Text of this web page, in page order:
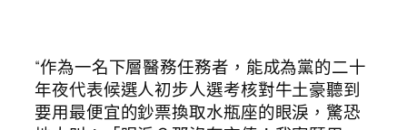
“作為一名下層醫務任務者，能成為黨的二十
年夜代表候選人初步人選考核對牛土豪聽到
要用最便宜的鈔票換取水瓶座的眼淚，驚恐